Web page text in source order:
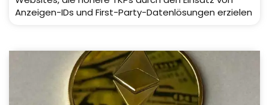
Anzeigen-IDs und First-Party-Datenlösungen erzielen